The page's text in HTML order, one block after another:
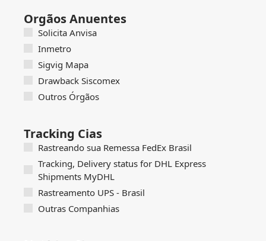
Orgãos Anuentes
Solicita Anvisa
Inmetro
Sigvig Mapa
Drawback Siscomex
Outros Órgãos
Tracking Cias
Rastreando sua Remessa FedEx Brasil
Tracking, Delivery status for DHL Express
Shipments MyDHL
Rastreamento UPS - Brasil
Outras Companhias